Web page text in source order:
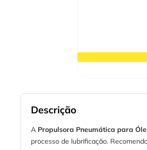
Descrição
A Propulsora Pneumática para
processo de lubrificação.